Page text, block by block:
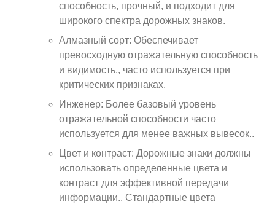
способность, прочный, и подходит для
широкого спектра дорожных знаков.
Алмазный сорт: Обеспечивает
превосходную отражательную способность
и видимость., часто используется при
критических признаках.
Инженер: Более базовый уровень
отражательной способности часто
используется для менее важных вывесок..
Цвет и контраст: Дорожные знаки должны
использовать определенные цвета и
контраст для эффективной передачи
информации.. Стандартные цвета